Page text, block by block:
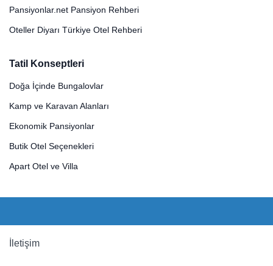
Pansiyonlar.net Pansiyon Rehberi
Oteller Diyarı Türkiye Otel Rehberi
Tatil Konseptleri
Doğa İçinde Bungalovlar
Kamp ve Karavan Alanları
Ekonomik Pansiyonlar
Butik Otel Seçenekleri
Apart Otel ve Villa
İletişim